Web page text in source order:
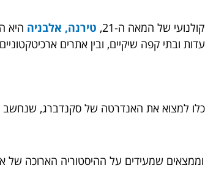
של המאה ה-21, טירנה, אלבניה היא
ובתי קפה שיקיים, ובין אתרים
למצוא את האנדרטה של סקנדברג, שנחשב
שמעידים על ההיסטוריה הארוכה